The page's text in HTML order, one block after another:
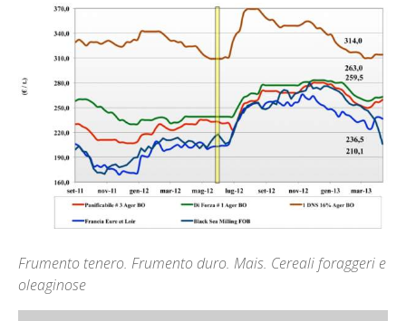
Frumento tenero. Frumento duro. Mais. Cereali foraggeri e
oleaginose